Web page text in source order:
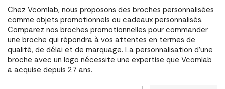
Chez Vcomlab, nous proposons des broches personnalisées
comme objets promotionnels ou cadeaux personnalisés.
Comparez nos broches promotionnelles pour commander
une broche qui répondra à vos attentes en termes de
qualité, de délai et de marquage. La personnalisation d'une
broche avec un logo nécessite une expertise que Vcomlab
a acquise depuis 27 ans.